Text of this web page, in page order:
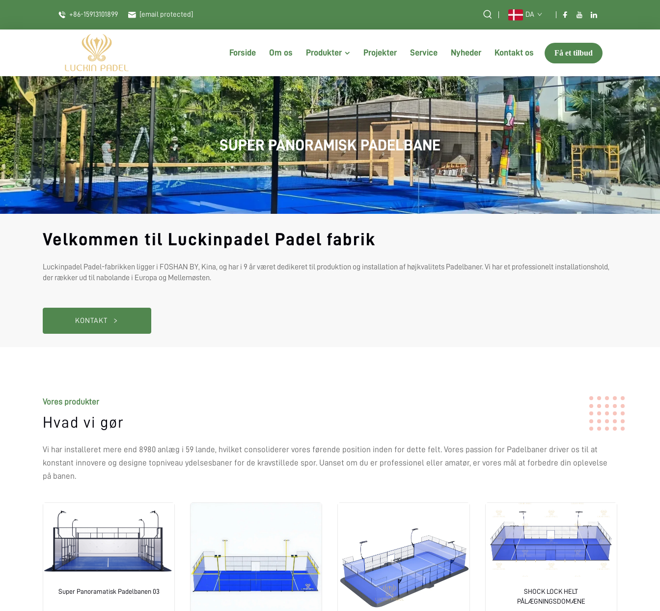
+86-15913101899 [email protected] DA
Forside Om os Produkter Projekter Service Nyheder Kontakt os Få et tilbud
SUPER PANORAMISK PADELBANE
Velkommen til Luckinpadel Padel fabrik
Luckinpadel Padel-fabrikken ligger i FOSHAN BY, Kina, og har i 9 år været dedikeret til produktion og installation af højkvalitets Padelbaner. Vi har et professionelt installationshold,
der rækker ud til nabolande i Europa og Mellemøsten.
KONTAKT
Vores produkter
Hvad vi gør
Vi har installeret mere end 8980 anlæg i 59 lande, hvilket consoliderer vores førende position inden for dette felt. Vores passion for Padelbaner driver os til at
konstant innovere og designe topniveau ydelsesbaner for de kravstillede spor. Uanset om du er professionel eller amatør, er vores mål at forbedre din oplevelse
på banen.
Super Panoramatisk Padelbanen 03
SHOCK LOCK HELT
PÅLÆGNINGSDOMÆNE